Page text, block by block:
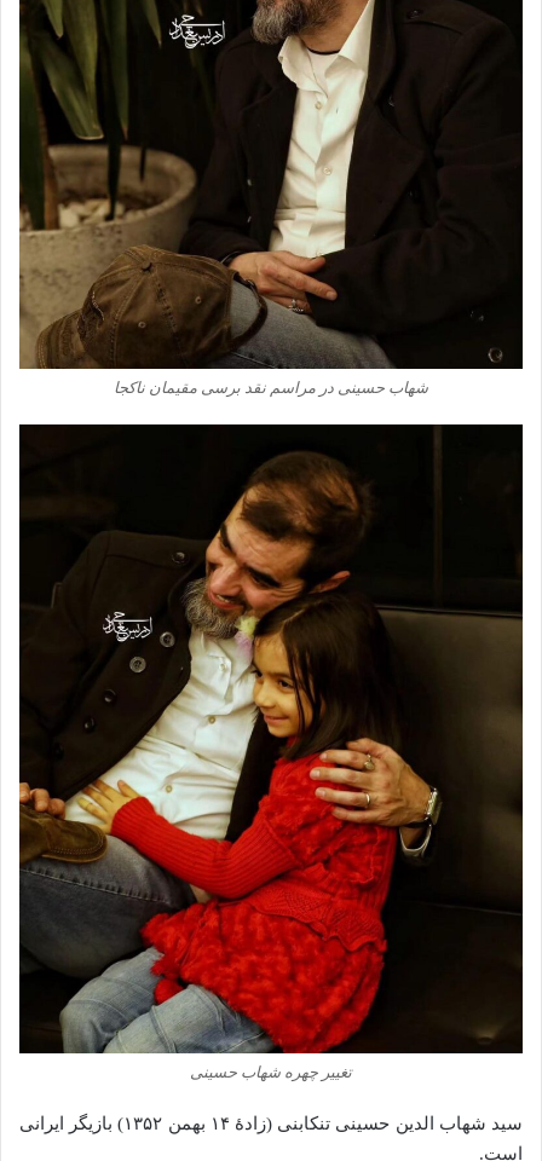
شهاب حسینی در مراسم نقد برسی مقیمان ناکجا
تغییر چهره‌ شهاب حسینی
سید شهاب‌ الدین حسینی تنکابنی (زادهٔ ۱۴ بهمن ۱۳۵۲) بازیگر ایرانی
است.